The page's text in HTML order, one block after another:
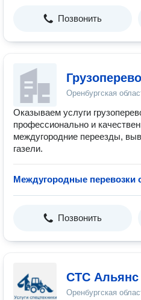
Позвонить
Оренбургская
Оказываем услуги
профессионально и
междугородние переезды,
газели.
Междугородные перевозки
Позвонить
СТС Альянс
Оренбургская